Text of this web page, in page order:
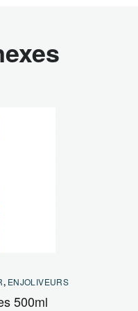
, ENJOLIVEURS
500ml